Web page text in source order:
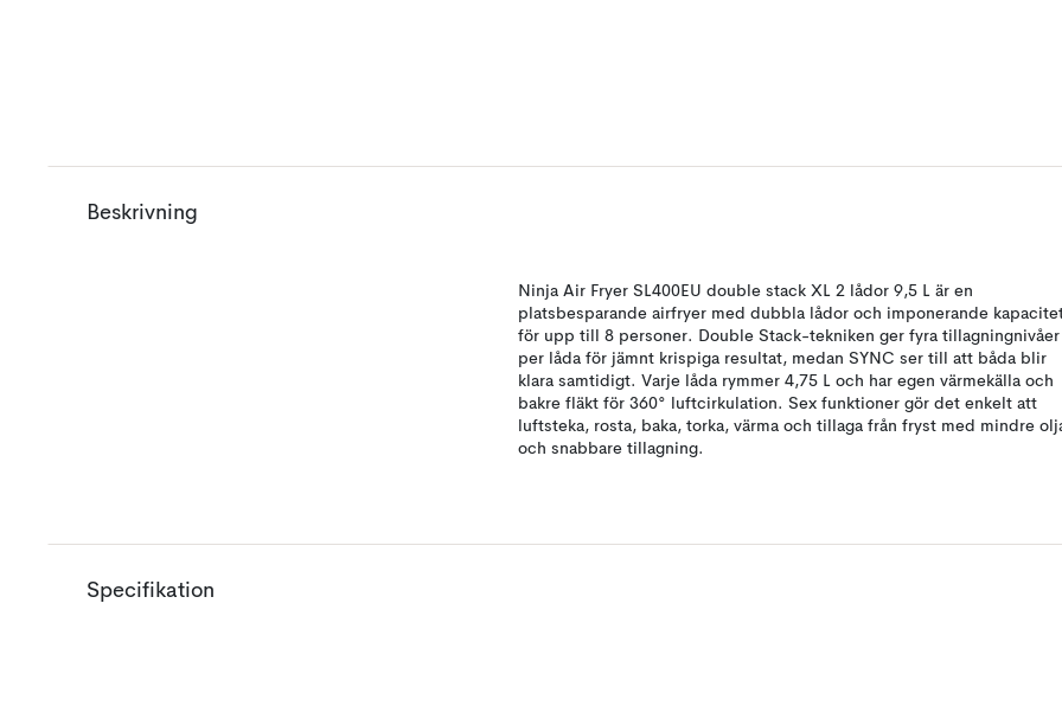
Beskrivning
Ninja Air Fryer SL400EU double stack XL 2 lådor 9,5 L är en
platsbesparande airfryer med dubbla lådor och imponerande
för upp till 8 personer. Double Stack-tekniken ger fyra tillagningnivåer
per låda för jämnt krispiga resultat, medan SYNC ser till att båda blir
klara samtidigt. Varje låda rymmer 4,75 L och har egen värmekälla och
bakre fläkt för 360° luftcirkulation. Sex funktioner gör det enkelt att
luftsteka, rosta, baka, torka, värma och tillaga från fryst med mindre
och snabbare tillagning.
Specifikation